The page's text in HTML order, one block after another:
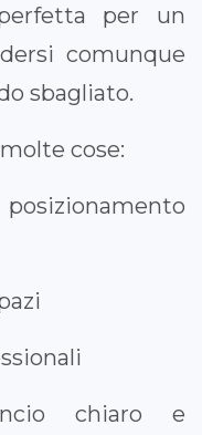
per un
comunque
sbagliato.
cose:
chiaro e